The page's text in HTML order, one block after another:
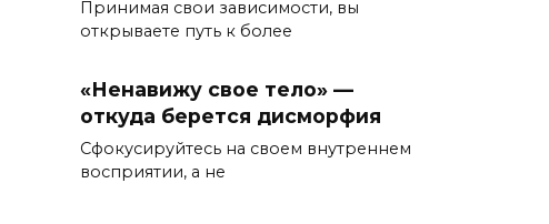
Принимая свои зависимости, вы
открываете путь к более
«Ненавижу свое тело» —
откуда берется дисморфия
Сфокусируйтесь на своем внутреннем
восприятии, а не